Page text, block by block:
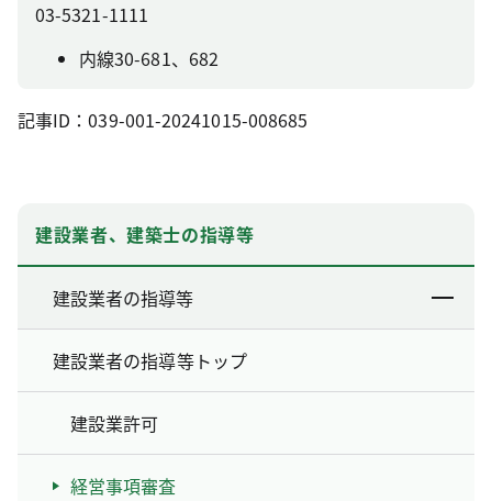
03-5321-1111
内線30-681、682
記事ID：039-001-20241015-008685
建設業者、建築士の指導等
建設業者の指導等
建設業者の指導等トップ
建設業許可
経営事項審査